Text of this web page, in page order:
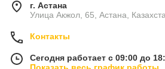
г. Астана
Улица Акжол, 65, Астана,
Контакты
Сегодня работает с 09:00 до